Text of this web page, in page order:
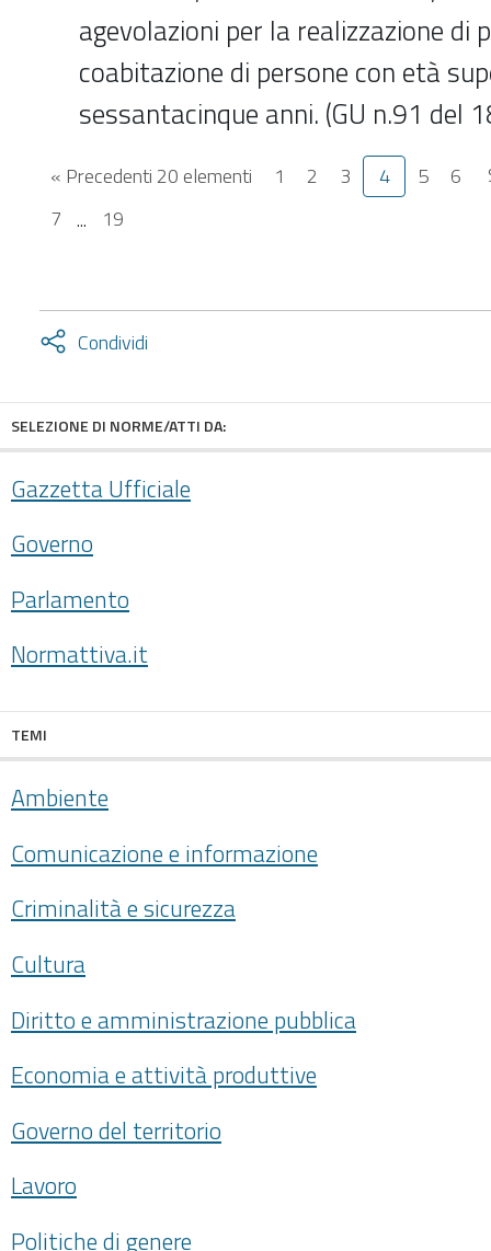
agevolazioni per la realizzazione di
coabitazione di persone con età
sessantacinque anni. (GU n.91 del
« Precedenti 20 elementi 1 2 3 4 5
6
7 ... 19
Condividi
Attiva
SELEZIONE DI NORME/ATTI DA:
Gazzetta Ufficiale
Governo
Parlamento
Normattiva.it
TEMI
Ambiente
Comunicazione e informazione
Criminalità e sicurezza
Cultura
Diritto e amministrazione pubblica
Economia e attività produttive
Governo del territorio
Lavoro
Politiche di genere